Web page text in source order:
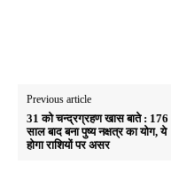
Previous article
31 को चन्द्रग्रहण खास बाते : 176
साल बाद बना पुष्य नक्षत्र का योग, ये
होगा राशियों पर असर